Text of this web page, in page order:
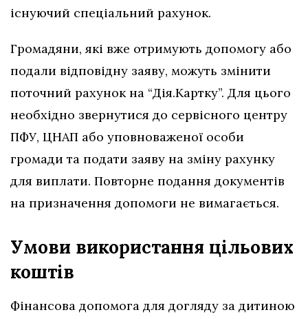
існуючий спеціальний рахунок.
Громадяни, які вже отримують допомогу або
подали відповідну заяву, можуть змінити
поточний рахунок на “Дія.Картку”. Для цього
необхідно звернутися до сервісного центру
ПФУ, ЦНАП або уповноваженої особи
громади та подати заяву на зміну рахунку
для виплати. Повторне подання документів
на призначення допомоги не вимагається.
Умови використання цільових
коштів
Фінансова допомога для догляду за дитиною